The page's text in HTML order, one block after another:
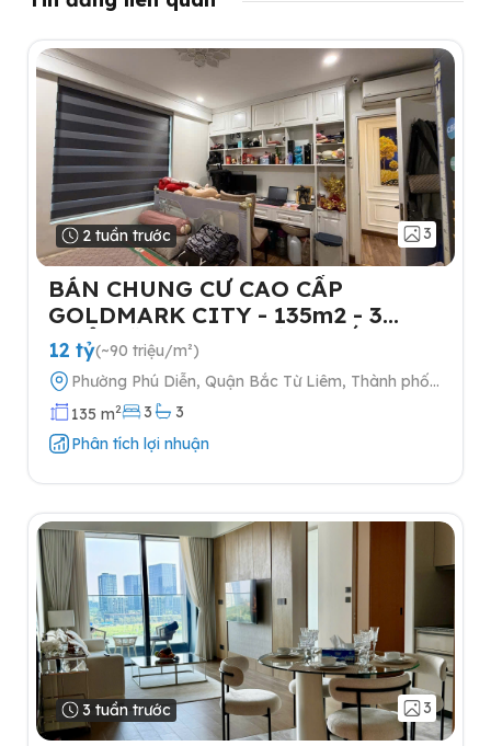
2 tuần trước 3
BÁN CHUNG CƯ CAO CẤP
GOLDMARK CITY - 135m2 - 3
NGỦ-TẶNG FULL NỘI THẤT- 2
SLOT Ô TÔ
12 tỷ(~90 triệu/m²)
Phường Phú Diễn, Quận Bắc Từ Liêm, Thành phố
Hà Nội
135 m2 3
3
Phân tích lợi nhuận
3 tuần trước 3